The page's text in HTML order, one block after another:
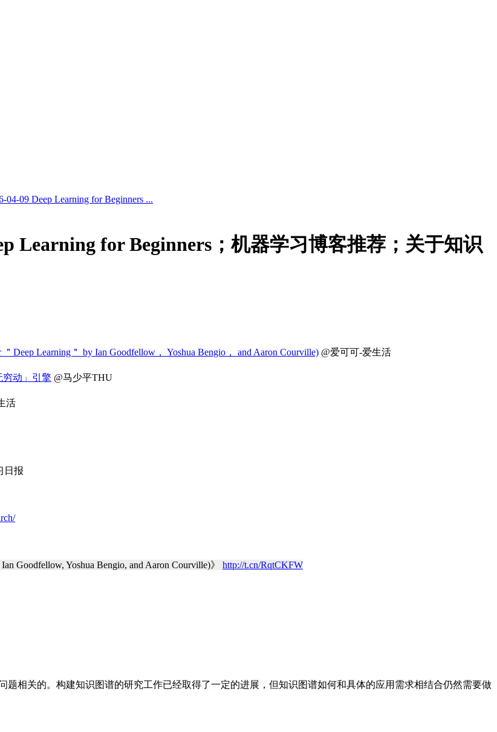
09 Deep Learning for Beginners ...
Learning for Beginners；机器学习博客推荐；关于知识
Deep Learning＂ by Ian Goodfellow， Yoshua Bengio， and Aaron Courville) @爱可可-爱生活
穷动」引擎 @马少平THU
活
日报
Goodfellow, Yoshua Bengio, and Aaron Courville)》 http://t.cn/RqtCKFW
题相关的。构建知识图谱的研究工作已经取得了一定的进展，但知识图谱如何和具体的应用需求相结合仍然需要做